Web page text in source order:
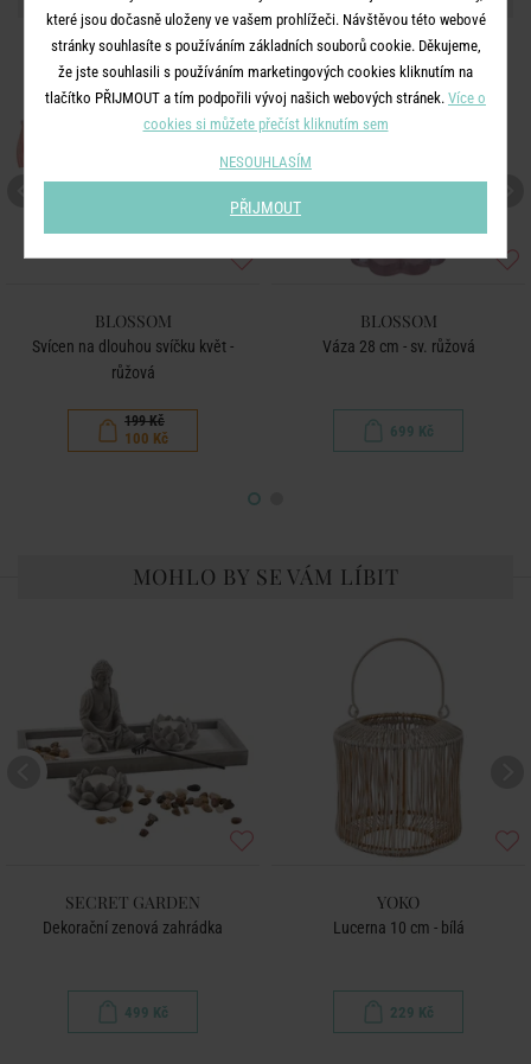
-50
BLOSSOM
Svícen na dlouhou svíčku květ -
růžová
199 Kč
100 Kč
BLOSSOM
Váza 28 cm - sv. růžová
699 Kč
MOHLO BY SE VÁM LÍBIT
SECRET GARDEN
Dekorační zenová zahrádka
499 Kč
YOKO
Lucerna 10 cm - bílá
229 Kč
které jsou dočasně uloženy ve vašem prohlížeči. Návštěvou této webové
stránky souhlasíte s používáním základních souborů cookie. Děkujeme,
že jste souhlasili s používáním marketingových cookies kliknutím na
tlačítko PŘIJMOUT a tím podpořili vývoj našich webových stránek. Více o
cookies si můžete přečíst kliknutím sem
NESOUHLASÍM
PŘIJMOUT